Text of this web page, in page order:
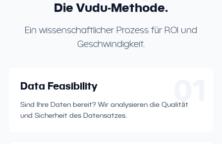
Die Vudu-Methode.
Ein wissenschaftlicher Prozess für ROI und
Geschwindigkeit.
Data Feasibility
Sind Ihre Daten bereit? Wir analysieren die Qualität
und Sicherheit des Datensatzes.